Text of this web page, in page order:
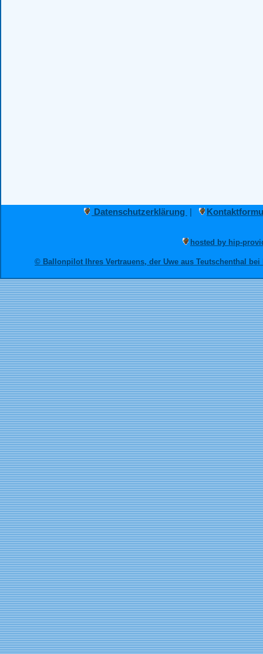
Datenschutzerklärung |
hosted by hip-
© Ballonpilot Ihres Vertrauens, der Uwe aus Teutschenthal bei